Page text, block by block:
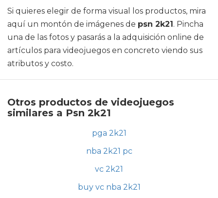
Si quieres elegir de forma visual los productos, mira
aquí un montón de imágenes de psn 2k21 . Pincha
una de las fotos y pasarás a la adquisición online de
artículos para videojuegos en concreto viendo sus
atributos y costo.
Otros productos de videojuegos
similares a Psn 2k21
pga 2k21
nba 2k21 pc
vc 2k21
buy vc nba 2k21